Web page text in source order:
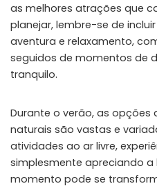
as melhores atrações que
planejar, lembre-se de
aventura e relaxamento,
seguidos de momentos de
tranquilo.
Durante o verão, as opções
naturais são vastas e
atividades ao ar livre,
simplesmente apreciando a
momento pode se